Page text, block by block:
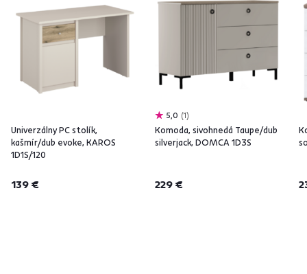
Univerzálny PC stolík,
kašmír/dub evoke, KAROS
1D1S/120
139 €
5,0 1
Komoda, sivohnedá Taupe/dub
silverjack, DOMCA 1D3S
229 €